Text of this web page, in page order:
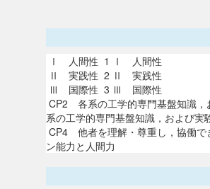
Ⅰ 人間性 1 Ⅰ 人間性
Ⅱ 実践性 2 Ⅱ 実践性
Ⅲ 国際性 3 Ⅲ 国際性
CP2 各系の工学的専門基盤知識，
系の工学的専門基盤知識，および
CP4 他者を理解・尊重し，協働で
ン能力と人間力